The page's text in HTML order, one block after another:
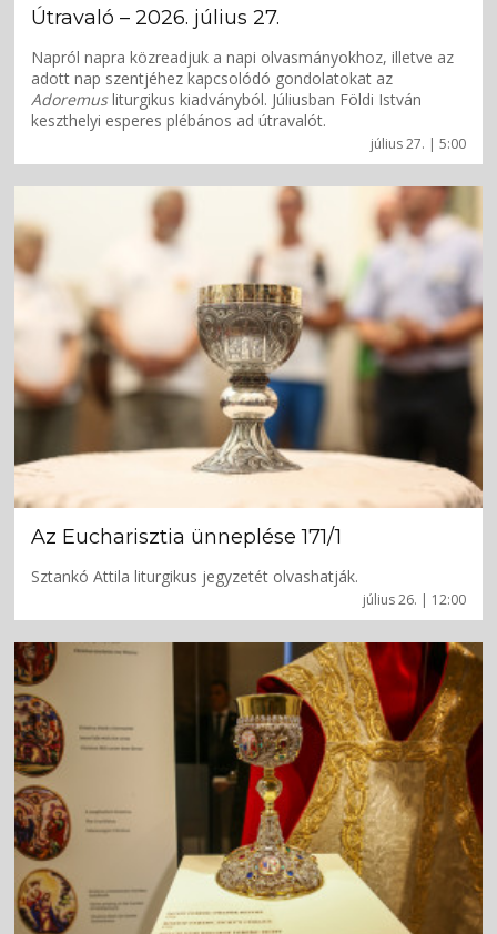
július 27. | 5:00
Útravaló – 2026. július 27.
Napról napra közreadjuk a napi olvasmányokhoz, illetve az
adott nap szentjéhez kapcsolódó gondolatokat az
Adoremusliturgikus kiadványból. Júliusban Földi István
keszthelyi esperes plébános ad útravalót.
július 26. | 12:00
Az Eucharisztia ünneplése 171/1
Sztankó Attila liturgikus jegyzetét olvashatják.